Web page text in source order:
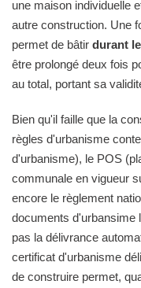
une maison individuelle
autre construction. Une
permet de bâtir durant
être prolongé deux fois
au total, portant sa
Bien qu'il faille que la
règles d'urbanisme
d'urbanisme), le POS
communale en vigueur
encore le règlement
documents d'urbansime
pas la délivrance
certificat d'urbanisme
de construire permet,